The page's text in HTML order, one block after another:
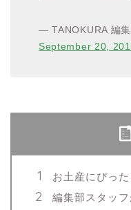
— TANOKURA 編
September 20,
お土産にぴっ
編集部スタッ